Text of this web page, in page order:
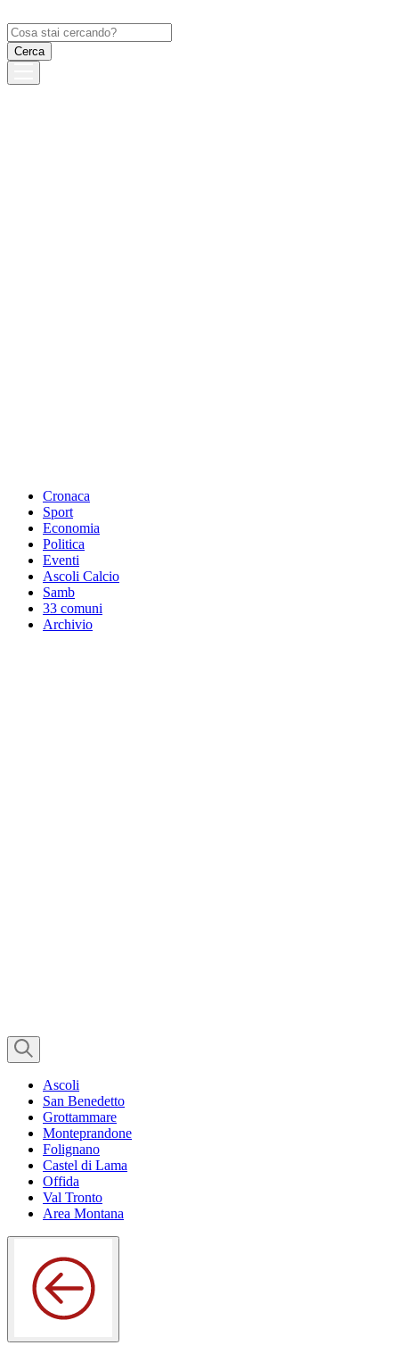
Ricerca
per:
Cronaca
Sport
Economia
Politica
Eventi
Ascoli Calcio
Samb
33 comuni
Archivio
Ascoli
San Benedetto
Grottammare
Monteprandone
Folignano
Castel di Lama
Offida
Val Tronto
Area Montana